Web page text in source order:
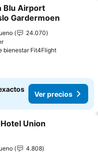
a favoritos
Blu Airport
Gardermoen
24.070
bienestar Fit4Flight
Ver precios
a favoritos
Union
4.808